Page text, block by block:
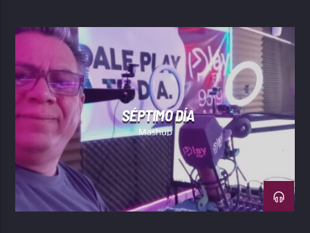
SÉPTIMO DÍA
Mashup